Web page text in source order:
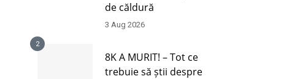
de căldură
3 Aug 2026
2
8K A MURIT! – Tot ce
trebuie să știi despre